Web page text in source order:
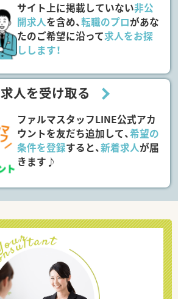
サイト上に掲載していない非公
開求人を含め、転職のプロがあな
たのご希望に沿って求人をお探
しします！
人を受け取る
ファルマスタッフLINE公式アカ
ウントを友だち追加して、希望の
条件を登録すると、新着求人が届
きます♪